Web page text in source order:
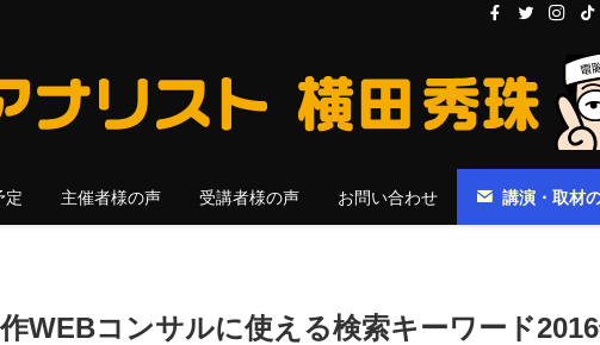
定 主催者様の声 受講者様の声 お問い合わせ 講演・取材
WEBコンサルに使える検索キーワード